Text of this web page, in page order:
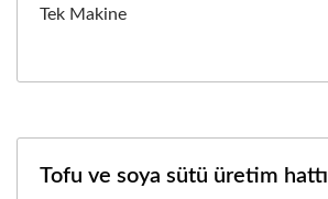
Tek Makine
Tofu ve soya sütü üretim hattı